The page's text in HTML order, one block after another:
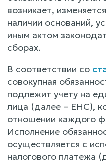
возникает,
наличии оснований,
иным актом
сборах.
В соответствии со
совокупная
подлежит учету на
лица (далее – ЕНС),
отношении каждого
Исполнение
осуществляется с
налогового платежа